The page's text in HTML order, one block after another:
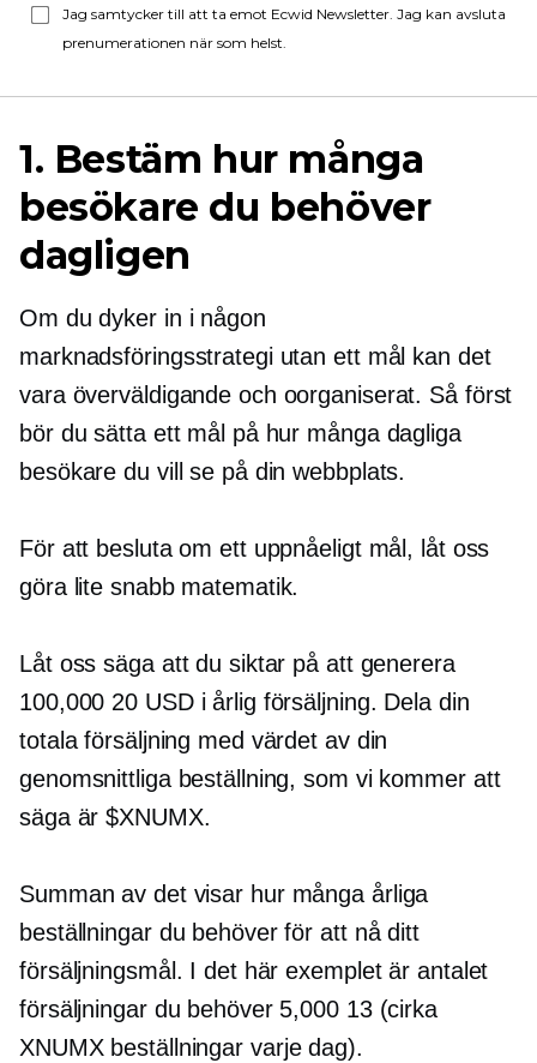
Jag samtycker till att ta emot Ecwid Newsletter. Jag kan avsluta
prenumerationen när som helst.
1. Bestäm hur många
besökare du behöver
dagligen
Om du dyker in i någon
marknadsföringsstrategi utan ett mål kan det
vara överväldigande och oorganiserat. Så först
bör du sätta ett mål på hur många dagliga
besökare du vill se på din webbplats.
För att besluta om ett uppnåeligt mål, låt oss
göra lite snabb matematik.
Låt oss säga att du siktar på att generera
100,000 20 USD i årlig försäljning. Dela din
totala försäljning med värdet av din
genomsnittliga beställning, som vi kommer att
säga är $XNUMX.
Summan av det visar hur många årliga
beställningar du behöver för att nå ditt
försäljningsmål. I det här exemplet är antalet
försäljningar du behöver 5,000 13 (cirka
XNUMX beställningar varje dag).